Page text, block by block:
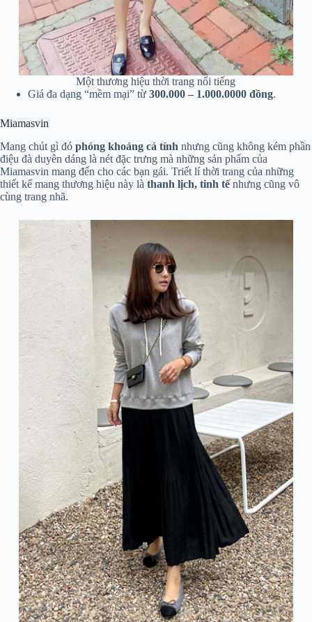
Một thương hiệu thời trang nổi tiếng
Giá đa dạng “mềm mại” từ 300.000 – 1.000.0000 đồng.
Miamasvin
Mang chút gì đó phóng khoáng cá tính nhưng cũng không kém phần
điệu đà duyên dáng là nét đặc trưng mà những sản phẩm của
Miamasvin mang đến cho các bạn gái. Triết lí thời trang của những
thiết kế mang thương hiệu này là thanh lịch, tinh tếnhưng cũng vô
cùng trang nhã.